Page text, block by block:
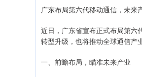
广东布局第六代移动通信，未来
近日，广东省宣布正式布局第六
转型升级，也将推动全球通信产
一、前瞻布局，瞄准未来产业